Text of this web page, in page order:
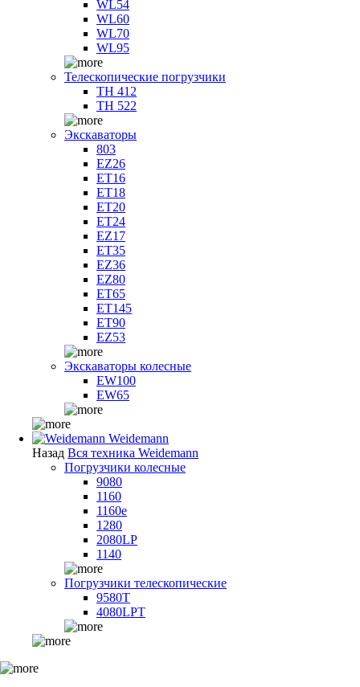
WL54
WL60
WL70
WL95
Телескопические погрузчики
TH 412
TH 522
Экскаваторы
803
EZ26
ET16
ET18
ET20
ET24
EZ17
ET35
EZ36
EZ80
ET65
ET145
ET90
EZ53
Экскаваторы колесные
EW100
EW65
Weidemann
Назад Вся техника Weidemann
Погрузчики колесные
9080
1160
1160e
1280
2080LP
1140
Погрузчики телескопические
9580T
4080LPT